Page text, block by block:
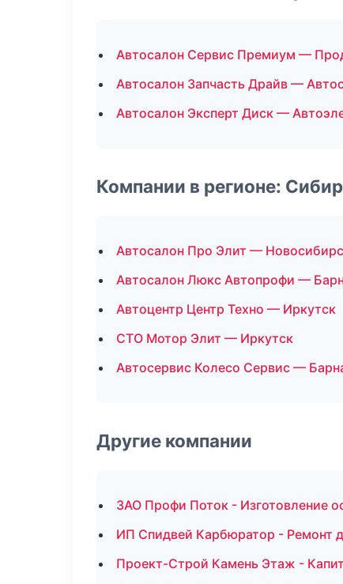
Автосалон Сервис Премиум —
Автосалон Запчасть Драйв —
Автосалон Эксперт Диск —
Компании в регионе:
Автосалон Про Элит —
Автосалон Люкс Автопрофи —
Автоцентр Центр Техно — Иркутск
СТО Мотор Элит — Иркутск
Автосервис Колесо Сервис —
Другие компании
ЗАО Профи Поток - Изготовление
ИП Спидвей Карбюратор - Ремонт
Проект-Строй Камень Этаж -